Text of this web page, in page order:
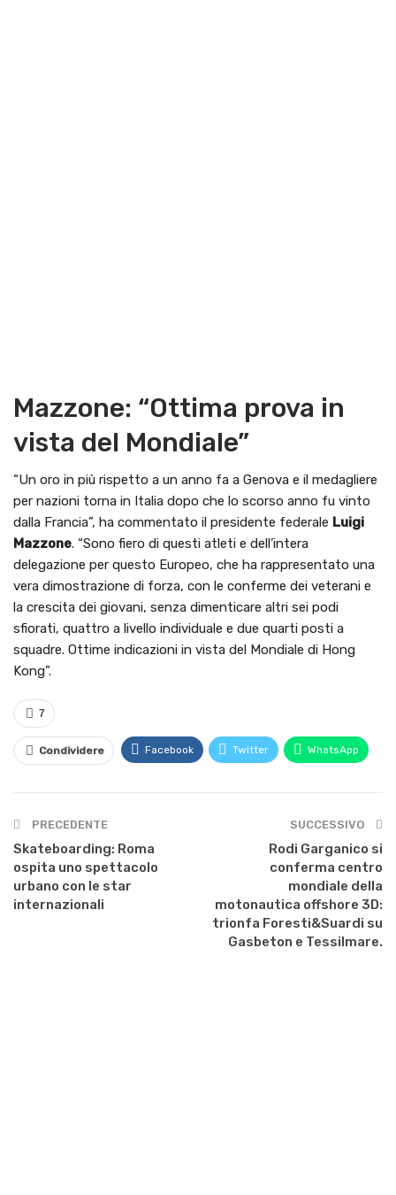
Mazzone: “Ottima prova in
vista del Mondiale”
“Un oro in più rispetto a un anno fa a Genova e il medagliere
per nazioni torna in Italia dopo che lo scorso anno fu vinto
dalla Francia”, ha commentato il presidente federale Luigi
Mazzone. “Sono fiero di questi atleti e dell’intera
delegazione per questo Europeo, che ha rappresentato una
vera dimostrazione di forza, con le conferme dei veterani e
la crescita dei giovani, senza dimenticare altri sei podi
sfiorati, quattro a livello individuale e due quarti posti a
squadre. Ottime indicazioni in vista del Mondiale di Hong
Kong”.
7
Condividere Facebook Twitter WhatsApp
PRECEDENTE
Skateboarding: Roma
ospita uno spettacolo
urbano con le star
internazionali
SUCCESSIVO
Rodi Garganico si
conferma centro
mondiale della
motonautica offshore 3D:
trionfa Foresti&Suardi su
Gasbeton e Tessilmare.